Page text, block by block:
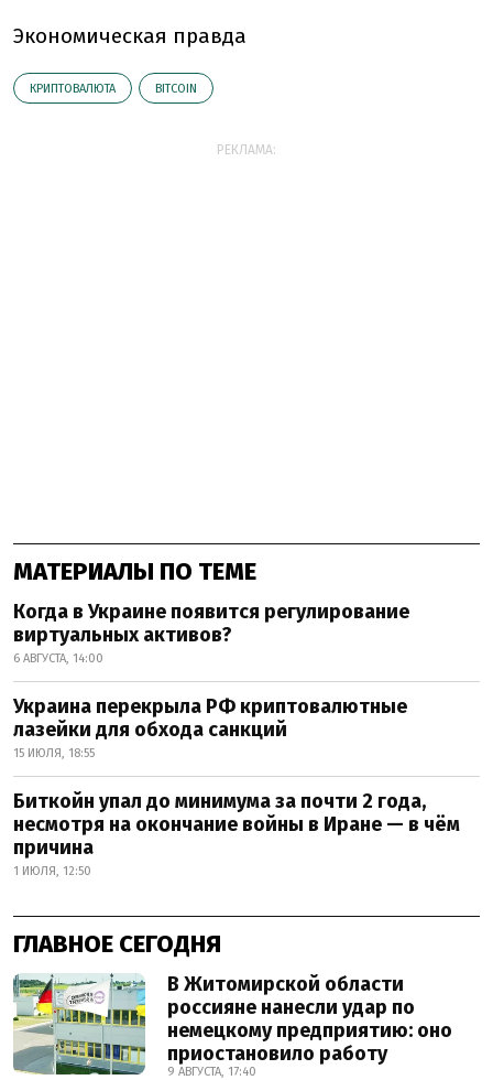
Экономическая правда
КРИПТОВАЛЮТА BITCOIN
РЕКЛАМА:
МАТЕРИАЛЫ ПО ТЕМЕ
Когда в Украине появится регулирование
виртуальных активов?
6 АВГУСТА, 14:00
Украина перекрыла РФ криптовалютные
лазейки для обхода санкций
15 ИЮЛЯ, 18:55
Биткойн упал до минимума за почти 2 года,
несмотря на окончание войны в Иране — в чём
причина
1 ИЮЛЯ, 12:50
ГЛАВНОЕ СЕГОДНЯ
В Житомирской области
россияне нанесли удар по
немецкому предприятию: оно
приостановило работу
9 АВГУСТА, 17:40